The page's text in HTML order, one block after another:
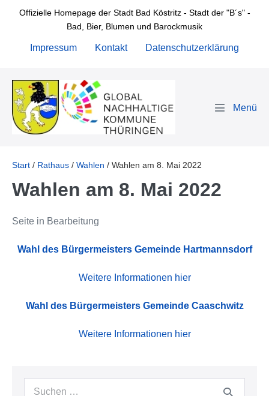
Offizielle Homepage der Stadt Bad Köstritz - Stadt der "B´s" -
Bad, Bier, Blumen und Barockmusik
Impressum Kontakt Datenschutzerklärung
Menü-
Start / Rathaus / Wahlen / Wahlen am 8. Mai 2022
Wahlen am 8. Mai 2022
Seite in Bearbeitung
Wahl des Bürgermeisters Gemeinde Hartmannsdorf
Weitere Informationen hier
Wahl des Bürgermeisters Gemeinde Caaschwitz
Weitere Informationen hier
Suchen